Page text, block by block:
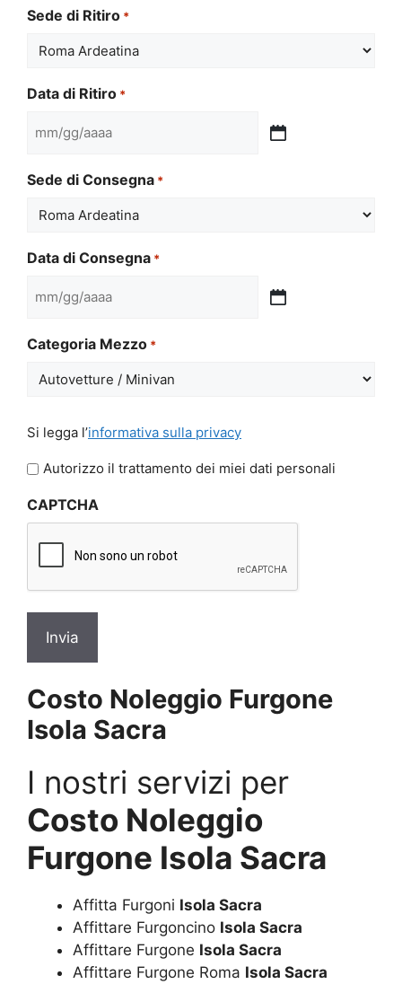
Sede di Ritiro *
Data di Ritiro *
MM
GG
slash
Sede di Consegna *
Data di Consegna *
MM
GG
slash
Categoria Mezzo *
legga
l'informativa
privacy
Si legga l’informativa sulla privacy
Autorizzo il trattamento dei miei dati personali
CAPTCHA
Costo Noleggio Furgone
Isola Sacra
I nostri servizi per
Costo Noleggio
Furgone Isola Sacra
Affitta Furgoni Isola Sacra
Affittare Furgoncino Isola Sacra
Affittare Furgone Isola Sacra
Affittare Furgone Roma Isola Sacra